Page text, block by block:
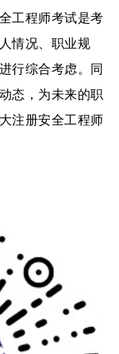
工程师考试是考
情况、职业规
行综合考虑。同
态，为未来的职
注册安全工程师